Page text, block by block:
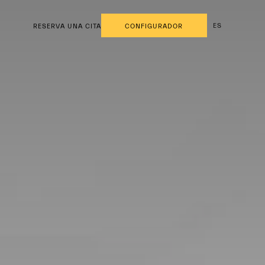
RESERVA UNA CITA CONFIGURADOR ES